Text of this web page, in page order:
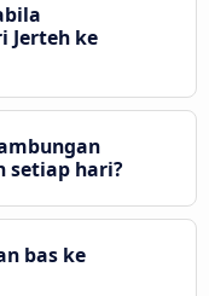
Jerteh ke
setiap hari?
bas ke